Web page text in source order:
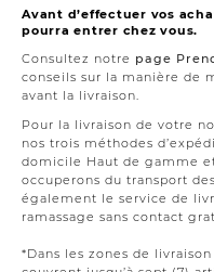
Avant d’effectuer vos
pourra entrer chez vous.
Consultez notre page
conseils sur la manière de
avant la livraison.
Pour la livraison de votre
nos trois méthodes
domicile Haut de gamme
occuperons du transport
également le service de
ramassage sans contact
*Dans les zones de